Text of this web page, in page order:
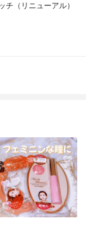
チ（リニューアル）